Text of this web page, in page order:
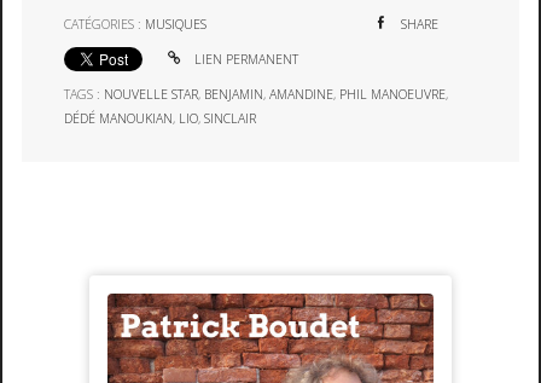
CATÉGORIES : MUSIQUES SHARE
LIEN PERMANENT
TAGS : NOUVELLE STAR, BENJAMIN,AMANDINE, PHIL MANOEUVRE,
DÉDÉ MANOUKIAN, LIO,SINCLAIR